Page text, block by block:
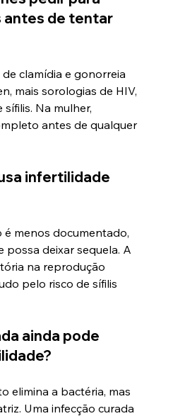
antes de tentar
de clamídia e gonorreia
mais sorologias de HIV,
sífilis. Na mulher,
antes de qualquer
infertilidade
menos documentado,
possa deixar sequela. A
na reprodução
pelo risco de sífilis
ainda pode
elimina a bactéria, mas
Uma infecção curada